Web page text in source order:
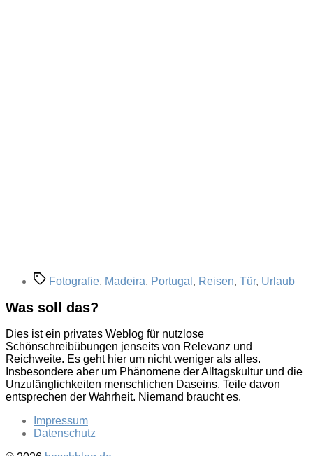
Schlagwörter
Fotografie, Madeira, Portugal , Reisen, Tür, Urlaub
Was soll das?
Dies ist ein privates Weblog für nutzlose
Schönschreibübungen jenseits von Relevanz und
Reichweite. Es geht hier um nicht weniger als alles.
Insbesondere aber um Phänomene der Alltagskultur und die
Unzulänglichkeiten menschlichen Daseins. Teile davon
entsprechen der Wahrheit. Niemand braucht es.
Impressum
Datenschutz